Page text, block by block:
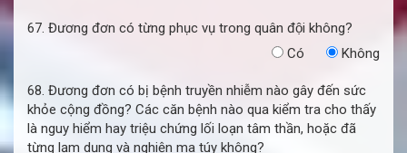
67. Đương đơn có từng phục vụ trong quân đội không?
Có
Không
68. Đương đơn có bị bệnh truyền nhiễm nào gây đến sức
khỏe cộng đồng? Các căn bệnh nào qua kiểm tra cho thấy
là nguy hiểm hay triệu chứng lối loạn tâm thần, hoặc đã
từng lạm dụng và nghiện ma túy không?